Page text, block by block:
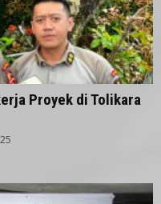
Proyek di Tolikara